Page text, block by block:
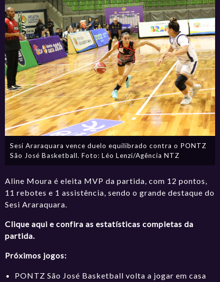
Sesi Araraquara vence duelo equilibrado contra o PONTZ
São José Basketball. Foto: Léo Lenzi/Agência NTZ
Aline Moura é eleita MVP da partida, com 12 pontos,
11 rebotes e 1 assistência, sendo o grande destaque do
Sesi Araraquara.
Clique aqui e confira as estatísticas completas da
partida.
Próximos jogos:
PONTZ São José Basketball volta a jogar em casa